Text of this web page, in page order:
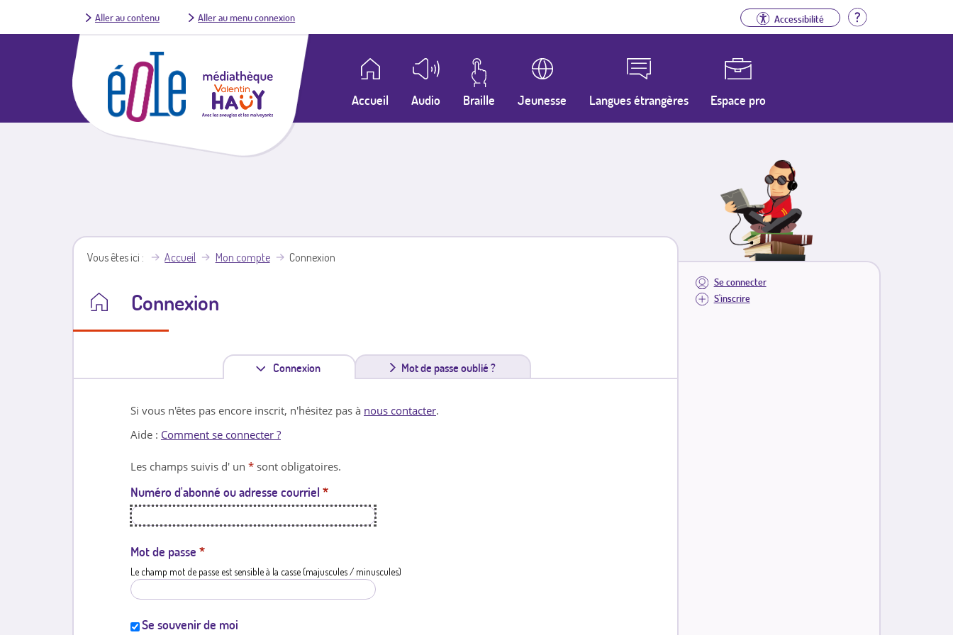
Aller au contenu Aller au menu connexion Accessibilité Aide
Accueil Audio Braille Jeunesse Langues étrangères Espace pro
Se connecter
S'inscrire
Vous êtes ici Accueil Mon compte Connexion
Connexion
Connexion
n
l
e
Mot de passe oublié ?
Si vous n'êtes pas encore inscrit, n'hésitez pas à nous contacter.
Aide : Comment se connecter ?
Les champs suivis d' un * sont obligatoires.
Numéro d'abonné ou adresse courriel *
Mot de passe *
Le champ mot de passe est sensible à la casse (majuscules / minuscules)
Se souvenir de moi